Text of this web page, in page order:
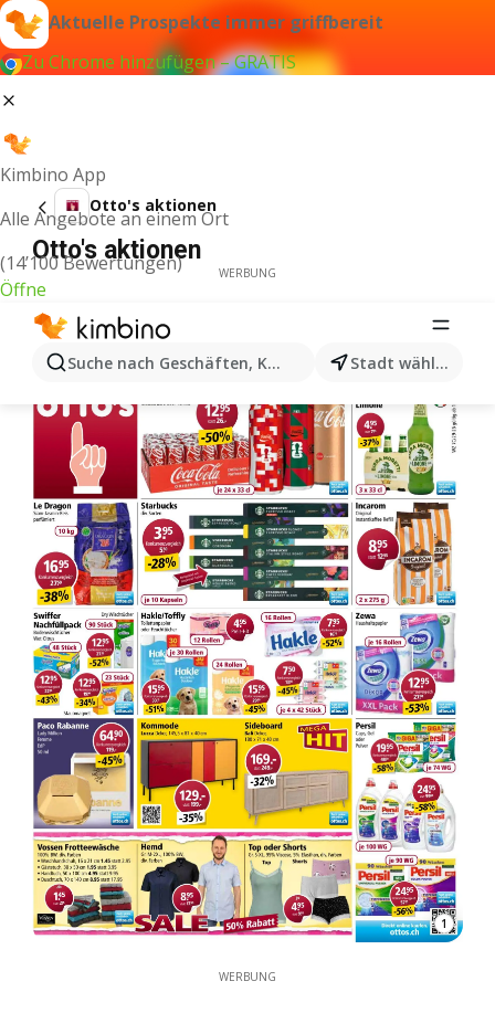
Aktuelle Prospekte immer griffbereit
Zu Chrome hinzufügen – GRATIS
Kimbino App
Alle Angebote an einem Ort
(14’100 Bewertungen)
Öffne
Suche nach Geschäften, Kategorien, Produkten...
Stadt wählen
Otto's aktionen
Otto's aktionen
WERBUNG
1
WERBUNG